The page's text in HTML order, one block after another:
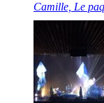
Camille, Le